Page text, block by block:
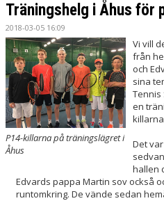
VÅRA TÄVLINGAR
KONTAKT
Träningshelg i Åhus för
2018-03-05 16:09
P14-killarna på träningslägret i
Åhus
Vi vill
från
och
sina
Tennis
en
Det
hallen
Edvards pappa Martin sov också
runtomkring. De vände sedan